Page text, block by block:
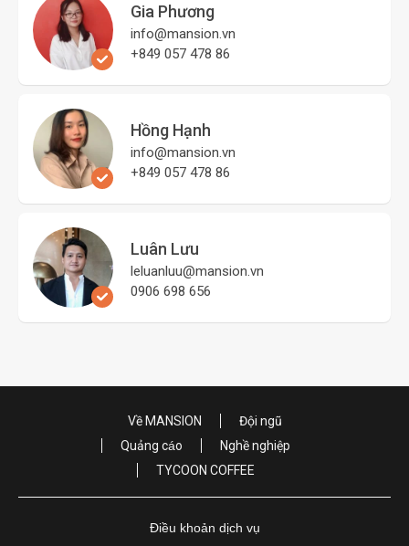
Gia Phương
info@mansion.vn
+849 057 478 86
Hồng Hạnh
info@mansion.vn
+849 057 478 86
Luân Lưu
leluanluu@mansion.vn
0906 698 656
Về MANSION
Đội ngũ
Quảng cáo
Nghề nghiệp
TYCOON COFFEE
Điều khoản dịch vụ